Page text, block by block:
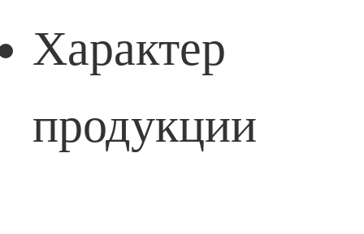
Характер
продукции